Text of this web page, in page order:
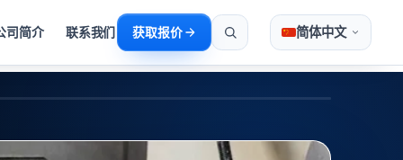
司简介 联系我们 获取报价 简体中文